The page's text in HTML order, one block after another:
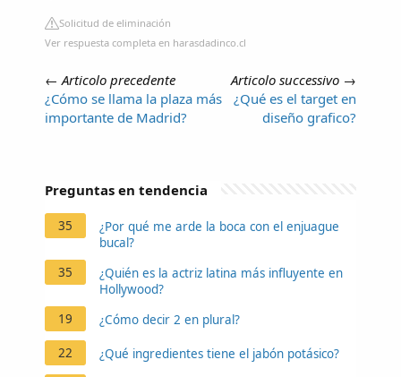
Solicitud de eliminación
Ver respuesta completa en harasdadinco.cl
← Articolo precedente
¿Cómo se llama la plaza más
importante de Madrid?
Articolo successivo →
¿Qué es el target en
diseño grafico?
Preguntas en tendencia
35
¿Por qué me arde la boca con el enjuague
bucal?
35
¿Quién es la actriz latina más influyente en
Hollywood?
19
¿Cómo decir 2 en plural?
22 ¿Qué ingredientes tiene el jabón potásico?